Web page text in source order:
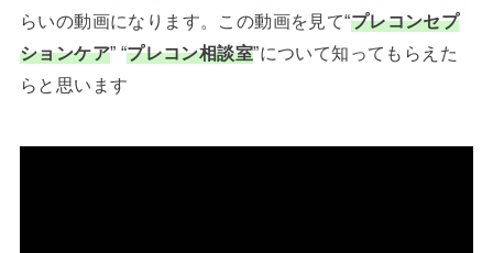
らいの動画になります。この動画を見て“プレコンセプ
ションケア” “プレコン相談室”について知ってもらえた
らと思います